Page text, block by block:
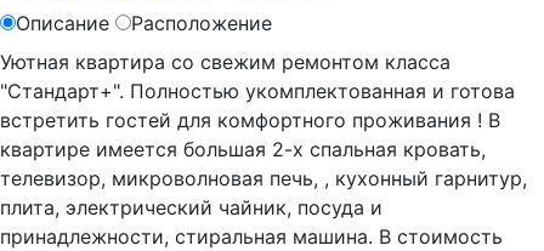
Описание
Расположение
Уютная квартира со свежим ремонтом класса
"Стандарт+". Полностью укомплектованная и готова
встретить гостей для комфортного проживания ! В
квартире имеется большая 2-х спальная кровать,
телевизор, микроволновая печь, , кухонный гарнитур,
плита, электрический чайник, посуда и
принадлежности, стиральная машина. В стоимость